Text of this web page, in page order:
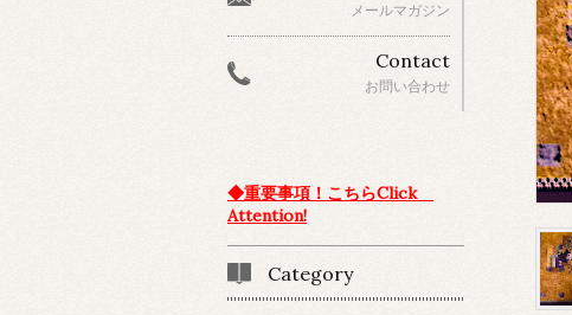
メールマガジン
Contact
お問い合わせ
◆重要事項！こちらClick
Attention!
Category